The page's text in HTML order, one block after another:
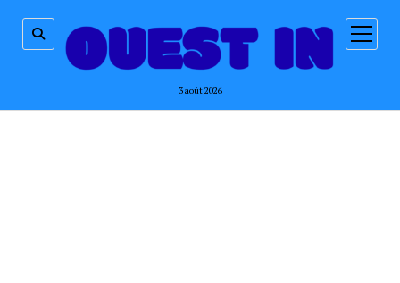
3 août 2026
ouvrir
menu